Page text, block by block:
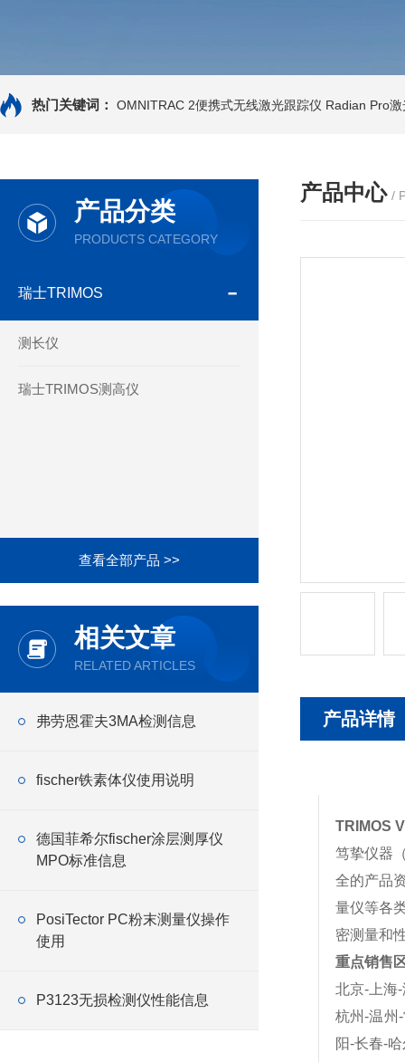
热门关键词： OMNITRAC 2便携式无线激光跟踪仪 Radian Pro
产品分类
PRODUCTS CATEGORY
瑞士TRIMOS
测长仪
瑞士TRIMOS测高仪
查看全部产品 >>
相关文章
RELATED ARTICLES
弗劳恩霍夫3MA检测信息
fischer铁素体仪使用说明
德国菲希尔fischer涂层测厚仪
MPO标准信息
PosiTector PC粉末测量仪操作
使用
P3123无损检测仪性能信息
产品中心 /
产品详情
TRIMOS
笃挚仪器
全的产品
量仪等各
密测量和
重点销售
北京-上海
杭州-温州
阳-长春-